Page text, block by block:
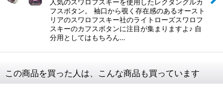
人気のスワロフスキーを使用したレクタングルカ
フスボタン。 袖口から覗く存在感のあるオースト
リアのスワロフスキー社のライトローズスワロフ
スキーのカフスボタンに注目が集まりますよ♪ 自
分用としてはもちろん…
この商品を買った人は、こんな商品も買っています